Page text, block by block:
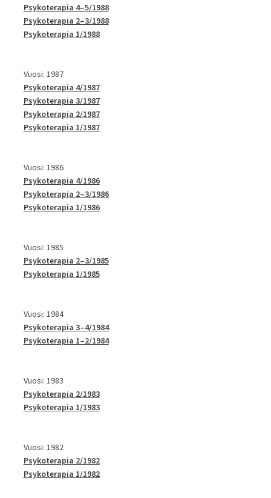
Psykoterapia 4–5/1988
Psykoterapia 2–3/1988
Psykoterapia 1/1988
Vuosi: 1987
Psykoterapia 4/1987
Psykoterapia 3/1987
Psykoterapia 2/1987
Psykoterapia 1/1987
Vuosi: 1986
Psykoterapia 4/1986
Psykoterapia 2–3/1986
Psykoterapia 1/1986
Vuosi: 1985
Psykoterapia 2–3/1985
Psykoterapia 1/1985
Vuosi: 1984
Psykoterapia 3–4/1984
Psykoterapia 1–2/1984
Vuosi: 1983
Psykoterapia 2/1983
Psykoterapia 1/1983
Vuosi: 1982
Psykoterapia 2/1982
Psykoterapia 1/1982